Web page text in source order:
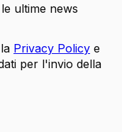
ultime news
Privacy Policy e
per l'invio della